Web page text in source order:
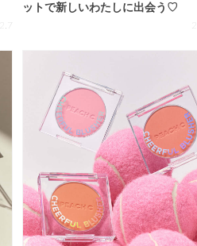
ットで新しいわたしに出会う♡